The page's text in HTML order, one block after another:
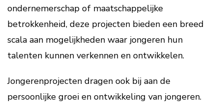
ondernemerschap of maatschappelijke
betrokkenheid, deze projecten bieden een breed
scala aan mogelijkheden waar jongeren hun
talenten kunnen verkennen en ontwikkelen.
Jongerenprojecten dragen ook bij aan de
persoonlijke groei en ontwikkeling van jongeren.